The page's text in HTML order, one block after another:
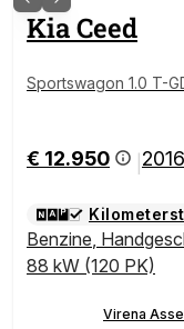
KiaCeed
Sportswagon 1.0 T-
€ 12.950 2016
Benzine,
88 kW (120 PK)
Virena